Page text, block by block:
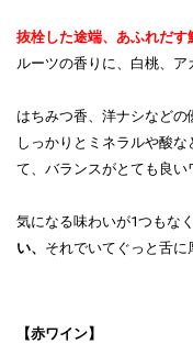
抜栓した途端、あふれだす
ルーツの香りに、白桃、ア
はちみつ香、洋ナシなど
しっかりとミネラルや酸な
て、 バランスがとても良い
気になる味わいが1つもなく
い、 それでいてぐっと舌に
【赤ワイン】